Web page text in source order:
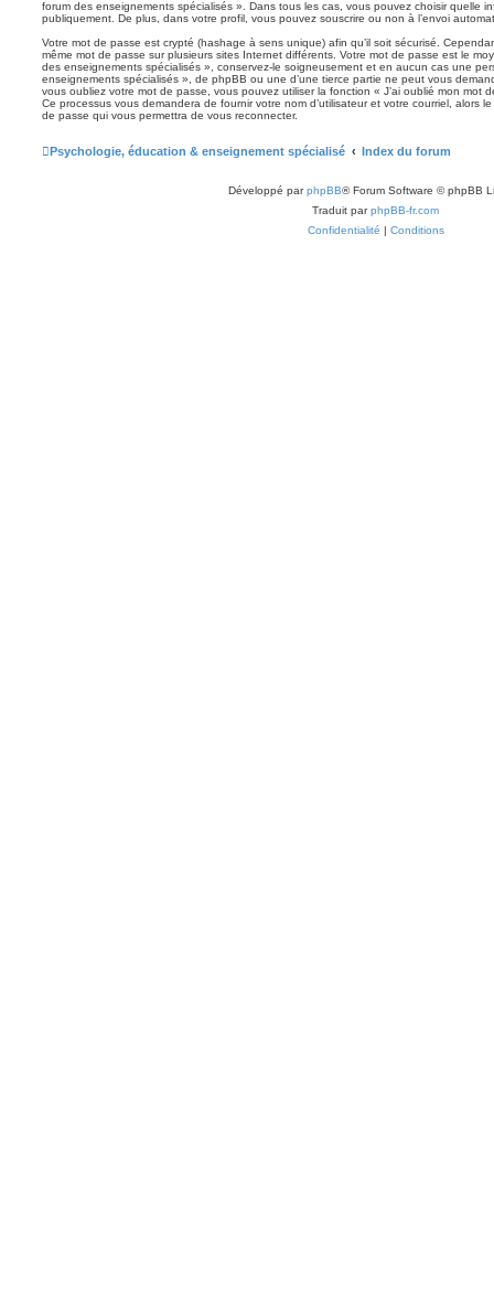
forum des enseignements spécialisés ». Dans tous les cas, vous pouvez choisir quelle
publiquement. De plus, dans votre profil, vous pouvez souscrire ou non à l’envoi
Votre mot de passe est crypté (hashage à sens unique) afin qu’il soit sécurisé.
même mot de passe sur plusieurs sites Internet différents. Votre mot de passe est le
des enseignements spécialisés », conservez-le soigneusement et en aucun cas une
enseignements spécialisés », de phpBB ou une d’une tierce partie ne peut vous
vous oubliez votre mot de passe, vous pouvez utiliser la fonction « J’ai oublié mon mot
Ce processus vous demandera de fournir votre nom d’utilisateur et votre courriel, alors
de passe qui vous permettra de vous reconnecter.
Psychologie, éducation & enseignement spécialisé Index du forum
Développé parphpBB® Forum Software © phpBB
Traduit parphpBB-fr.com
Confidentialité | Conditions